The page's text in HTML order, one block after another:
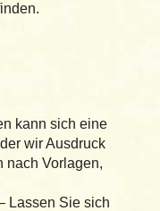
kann sich eine
wir Ausdruck
nach Vorlagen,
Lassen Sie sich